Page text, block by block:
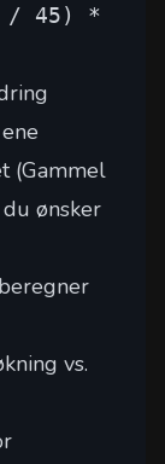
/ 45) *
(Gammel
ønsker
vs.